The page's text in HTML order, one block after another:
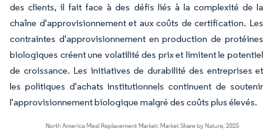
des clients, il fait face à des défis liés à la complexité de la
chaîne d'approvisionnement et aux coûts de certification. Les
contraintes d'approvisionnement en production de protéines
biologiques créent une volatilité des prix et limitent le potentiel
de croissance. Les initiatives de durabilité des entreprises et
les politiques d'achats institutionnels continuent de soutenir
l'approvisionnement biologique malgré des coûts plus élevés.